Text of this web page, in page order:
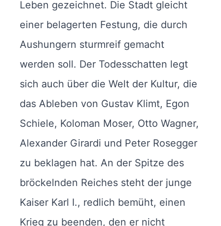
Leben gezeichnet. Die Stadt gleicht
einer belagerten Festung, die durch
Aushungern sturmreif gemacht
werden soll. Der Todesschatten legt
sich auch über die Welt der Kultur, die
das Ableben von Gustav Klimt, Egon
Schiele, Koloman Moser, Otto Wagner,
Alexander Girardi und Peter Rosegger
zu beklagen hat. An der Spitze des
bröckelnden Reiches steht der junge
Kaiser Karl I., redlich bemüht, einen
Krieg zu beenden, den er nicht